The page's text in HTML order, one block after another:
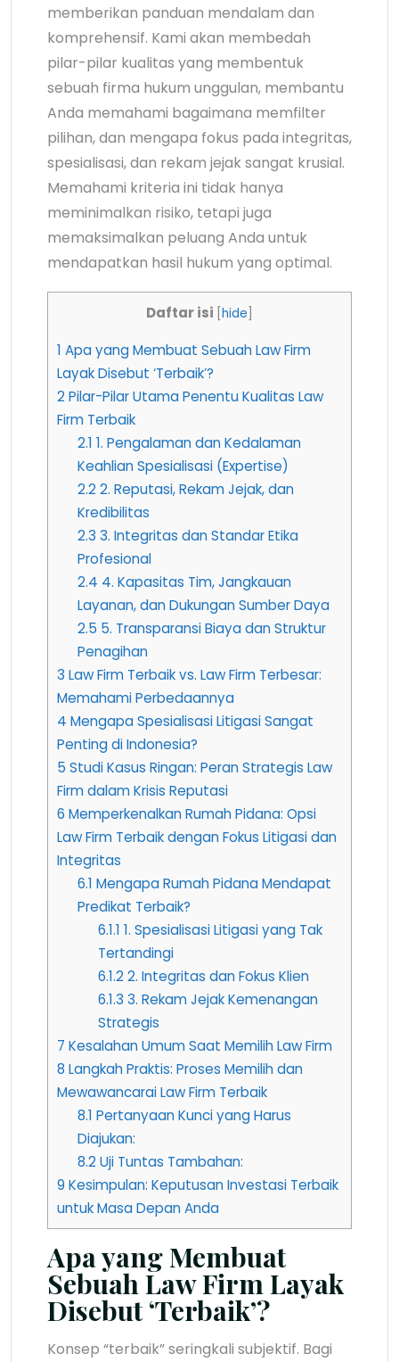
memberikan panduan mendalam dan
komprehensif. Kami akan membedah
pilar-pilar kualitas yang membentuk
sebuah firma hukum unggulan, membantu
Anda memahami bagaimana memfilter
pilihan, dan mengapa fokus pada integritas,
spesialisasi, dan rekam jejak sangat krusial.
Memahami kriteria ini tidak hanya
meminimalkan risiko, tetapi juga
memaksimalkan peluang Anda untuk
mendapatkan hasil hukum yang optimal.
Daftar isi hide
1 Apa yang Membuat Sebuah Law Firm
Layak Disebut ‘Terbaik’?
2Pilar-Pilar Utama Penentu Kualitas Law
Firm Terbaik
2.1 1. Pengalaman dan Kedalaman
Keahlian Spesialisasi (Expertise)
2.22. Reputasi, Rekam Jejak, dan
Kredibilitas
2.3 3. Integritas dan Standar Etika
Profesional
2.4 4. Kapasitas Tim, Jangkauan
Layanan, dan Dukungan Sumber Daya
2.5 5. Transparansi Biaya dan Struktur
Penagihan
3 Law Firm Terbaik vs. Law Firm Terbesar:
Memahami Perbedaannya
4 Mengapa Spesialisasi Litigasi Sangat
Penting di Indonesia?
5 Studi Kasus Ringan: Peran Strategis Law
Firm dalam Krisis Reputasi
6 Memperkenalkan Rumah Pidana: Opsi
Law Firm Terbaik dengan Fokus Litigasi dan
Integritas
6.1 Mengapa Rumah Pidana Mendapat
Predikat Terbaik?
6.1.1 1. Spesialisasi Litigasi yang Tak
Tertandingi
6.1.22. Integritas dan Fokus Klien
6.1.3 3. Rekam Jejak Kemenangan
Strategis
7 Kesalahan Umum Saat Memilih Law Firm
8 Langkah Praktis: Proses Memilih dan
Mewawancarai Law Firm Terbaik
8.1 Pertanyaan Kunci yang Harus
Diajukan:
8.2Uji Tuntas Tambahan:
9 Kesimpulan: Keputusan Investasi Terbaik
untuk Masa Depan Anda
Apa yang Membuat
Sebuah Law Firm Layak
Disebut ‘Terbaik’?
Konsep “terbaik” seringkali subjektif. Bagi